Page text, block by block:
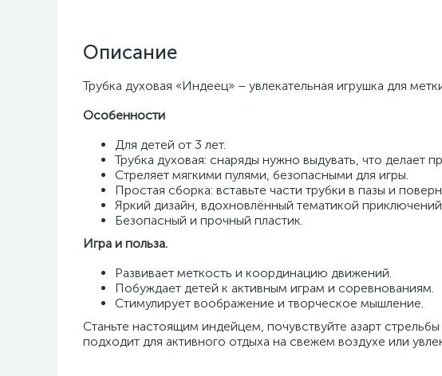
Описание
Трубка духовая «Индеец» – увлекательная игрушка для
Особенности
Для детей от 3 лет.
Трубка духовая: снаряды нужно выдувать, что делает
Стреляет мягкими пулями, безопасными для игры.
Простая сборка: вставьте части трубки в пазы и
Яркий дизайн, вдохновлённый тематикой
Безопасный и прочный пластик.
Игра и польза.
Развивает меткость и координацию движений.
Побуждает детей к активным играм и соревнованиям.
Стимулирует воображение и творческое мышление.
Станьте настоящим индейцем, почувствуйте азарт
подходит для активного отдыха на свежем воздухе или